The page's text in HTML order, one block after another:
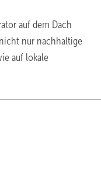
auf dem Dach
nur nachhaltige
auf lokale